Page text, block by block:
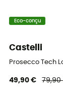
Eco-conçu
Castelli
Prosecco Tech
49,90 €